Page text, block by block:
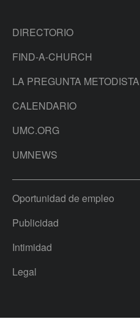
DIRECTORIO
FIND-A-CHURCH
LA PREGUNTA METODISTA
CALENDARIO
UMC.ORG
UMNEWS
Oportunidad de empleo
Publicidad
Intimidad
Legal